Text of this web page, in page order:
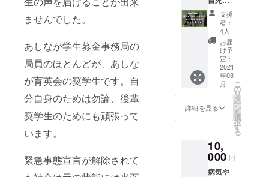
ませんでした。
あしなが学生募金事務局の
局員のほとんどが、あしな
が育英会の奨学生です。自
分自身のためは勿論、後輩
奨学生のためにも頑張って
います。
緊急事態宣言が解除されて
書を郵
送させ
ていた
だきま
す。
（2021
年2~3月
頃を予
定）
親を亡
くした
り、親
に障が
いがあ
る家庭
の子ど
もたち
の奨学
金とし
て大切
に使用
させて
きま
す。 ●
年間活
動報告
支援
者：
4人
お届
け予
定：
2021
年03
月
詳細を見る
こ
の
リ
タ
ー
ン
を
選
択
す
る
10,
000 円
病気や